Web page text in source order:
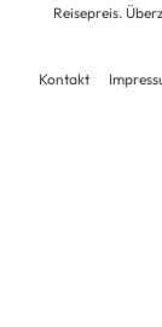
Reisepreis.
Kontakt